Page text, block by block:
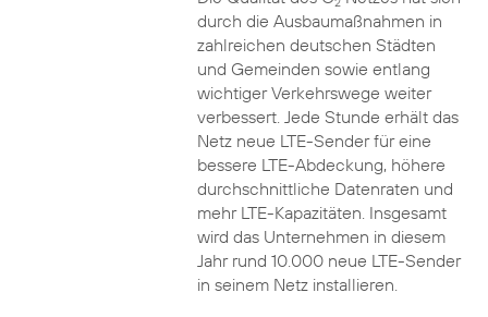
durch die Ausbaumaßnahmen in
zahlreichen deutschen Städten
und Gemeinden sowie entlang
wichtiger Verkehrswege weiter
verbessert. Jede Stunde erhält das
Netz neue LTE-Sender für eine
bessere LTE-Abdeckung, höhere
durchschnittliche Datenraten und
mehr LTE-Kapazitäten. Insgesamt
wird das Unternehmen in diesem
Jahr rund 10.000 neue LTE-Sender
in seinem Netz installieren.